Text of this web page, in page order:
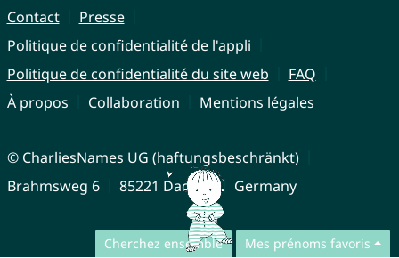
Cherchez ensemble Mes prénoms favoris
Contact
Presse
Politique de confidentialité de l'appli
Politique de confidentialité du site web
FAQ
À propos
Collaboration Mentions légales
© CharliesNames UG (haftungsbeschränkt)
Brahmsweg 6
85221 Dachau Germany